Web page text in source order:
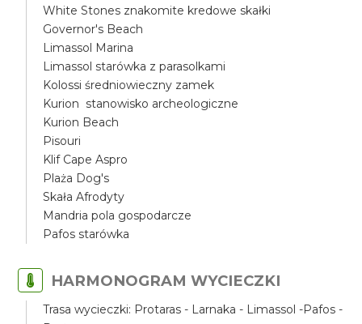
White Stones znakomite kredowe skałki
Governor's Beach
Limassol Marina
Limassol starówka z parasolkami
Kolossi średniowieczny zamek
Kurion stanowisko archeologiczne
Kurion Beach
Pisouri
Klif Cape Aspro
Plaża Dog's
Skała Afrodyty
Mandria pola gospodarcze
Pafos starówka
HARMONOGRAM WYCIECZKI
Trasa wycieczki: Protaras - Larnaka - Limassol -Pafos -